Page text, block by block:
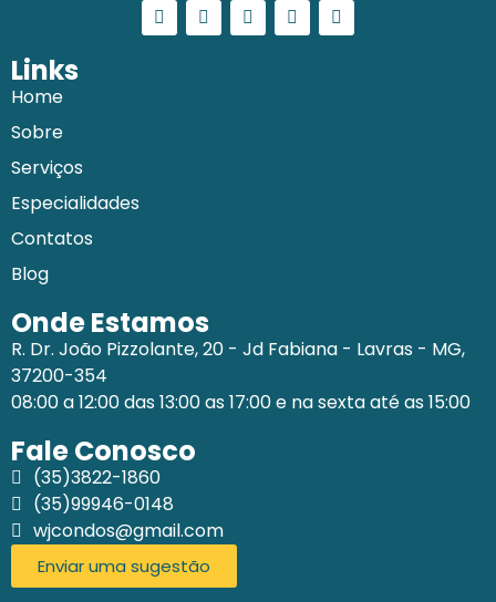
Links
Home
Sobre
Serviços
Especialidades
Contatos
Blog
Onde Estamos
R. Dr. João Pizzolante, 20 - Jd Fabiana - Lavras - MG,
37200-354
08:00 a 12:00 das 13:00 as 17:00 e na sexta até as 15:00
Fale Conosco
(35)3822-1860
(35)99946-0148
wjcondos@gmail.com
Enviar uma sugestão